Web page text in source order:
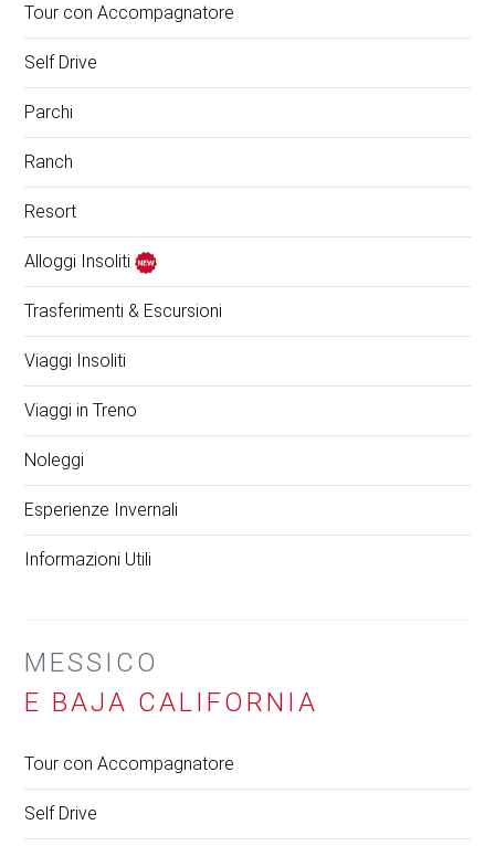
Tour con Accompagnatore
Self Drive
Parchi
Ranch
Resort
Alloggi Insoliti
Trasferimenti & Escursioni
Viaggi Insoliti
Viaggi in Treno
Noleggi
Esperienze Invernali
Informazioni Utili
MESSICO
E BAJA CALIFORNIA
Tour con Accompagnatore
Self Drive